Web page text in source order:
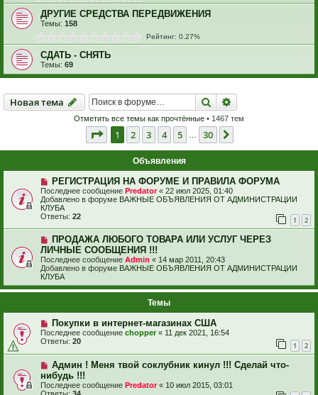
ДРУГИЕ СРЕДСТВА ПЕРЕДВИЖЕНИЯ
Темы: 158
Рейтинг: 0.27%
СДАТЬ - СНЯТЬ
Темы: 69
Новая тема
Новаятема Поиск
Отметить все темы как прочтённые • 1467 тем
Страница из 30
1 2 3 4 5 30
Объявления
РЕГИСТРАЦИЯ НА ФОРУМЕ И ПРАВИЛА ФОРУМА
Последнее сообщение Predator« 22 июл 2025, 01:40
Добавлено в форуме ВАЖНЫЕ ОБЪЯВЛЕНИЯ ОТ АДМИНИСТРАЦИИ
КЛУБА
Ответы: 22 1 2
ПРОДАЖА ЛЮБОГО ТОВАРА ИЛИ УСЛУГ ЧЕРЕЗ
ЛИЧНЫЕ СООБЩЕНИЯ !!!
Последнее сообщение Admin « 14 мар 2011, 20:43
Добавлено в форуме ВАЖНЫЕ ОБЪЯВЛЕНИЯ ОТ АДМИНИСТРАЦИИ
КЛУБА
Темы
Покупки в интернет-магазинах США
Последнее сообщение chopper« 11 дек 2021, 16:54
Ответы: 20 1 2
Админ ! Меня твой соклубник кинул !!! Сделай что-
нибудь !!!
Последнее сообщение Predator« 10 июл 2015, 03:01